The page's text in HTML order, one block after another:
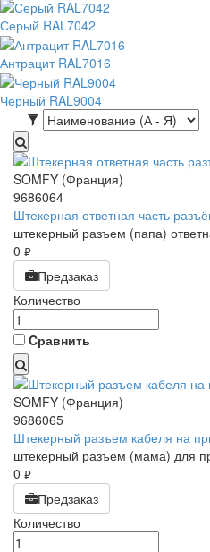
Серый RAL7042
Антрацит RAL7016
Черный RAL9004
SOMFY (Франция)
9686064
Штекерная ответная часть
штекерный разъем (папа)
0 руб.
Предзаказ
Количество
Cравнить
SOMFY (Франция)
9686065
Штекерный разъем кабеля на
штекерный разъем (мама) для
0 руб.
Предзаказ
Количество